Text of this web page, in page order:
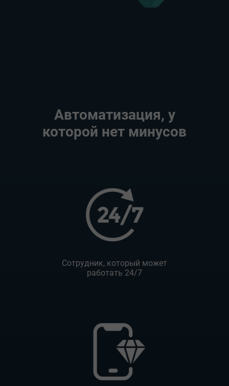
Автоматизация, у
которой нет минусов
Сотрудник, который может
работать 24/7